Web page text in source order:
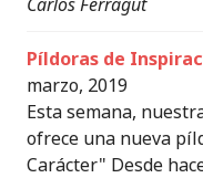
Píldoras de
marzo, 2019
Esta semana,
ofrece una nueva
Carácter" Desde